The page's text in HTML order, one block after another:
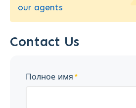
our agents
Contact Us
Полное имя